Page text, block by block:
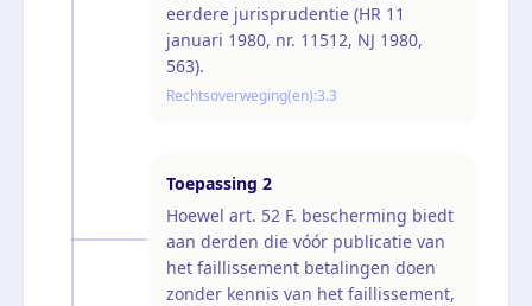
eerdere jurisprudentie (HR 11
januari 1980, nr. 11512, NJ 1980,
563).
Rechtsoverweging(en):3.3
Toepassing 2
Hoewel art. 52 F. bescherming biedt
aan derden die vóór publicatie van
het faillissement betalingen doen
zonder kennis van het faillissement,